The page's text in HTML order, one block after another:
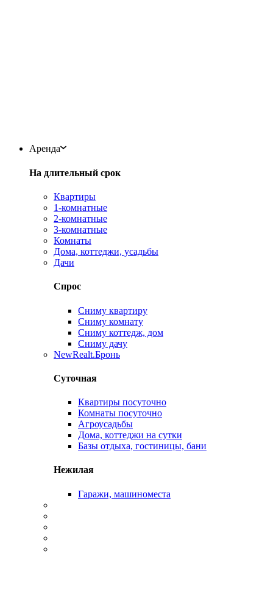
Аренда
На длительный срок
Квартиры
1-комнатные
2-комнатные
3-комнатные
Комнаты
Дома, коттеджи, усадьбы
Дачи
Спрос
Сниму квартиру
Сниму комнату
Сниму коттедж, дом
Сниму дачу
NewRealt.Бронь
Суточная
Квартиры посуточно
Комнаты посуточно
Агроусадьбы
Дома, коттеджи на сутки
Базы отдыха, гостиницы, бани
Нежилая
Гаражи, машиноместа